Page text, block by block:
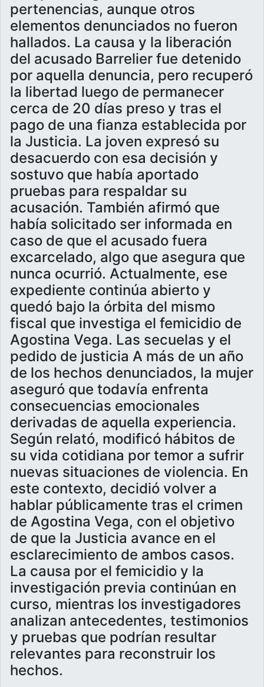
pertenencias, aunque otros
elementos denunciados no fueron
hallados. La causa y la liberación
del acusado Barrelier fue detenido
por aquella denuncia, pero recuperó
la libertad luego de permanecer
cerca de 20 días preso y tras el
pago de una fianza establecida por
la Justicia. La joven expresó su
desacuerdo con esa decisión y
sostuvo que había aportado
pruebas para respaldar su
acusación. También afirmó que
había solicitado ser informada en
caso de que el acusado fuera
excarcelado, algo que asegura que
nunca ocurrió. Actualmente, ese
expediente continúa abierto y
quedó bajo la órbita del mismo
fiscal que investiga el femicidio de
Agostina Vega. Las secuelas y el
pedido de justicia A más de un año
de los hechos denunciados, la mujer
aseguró que todavía enfrenta
consecuencias emocionales
derivadas de aquella experiencia.
Según relató, modificó hábitos de
su vida cotidiana por temor a sufrir
nuevas situaciones de violencia. En
este contexto, decidió volver a
hablar públicamente tras el crimen
de Agostina Vega, con el objetivo
de que la Justicia avance en el
esclarecimiento de ambos casos.
La causa por el femicidio y la
investigación previa continúan en
curso, mientras los investigadores
analizan antecedentes, testimonios
y pruebas que podrían resultar
relevantes para reconstruir los
hechos.